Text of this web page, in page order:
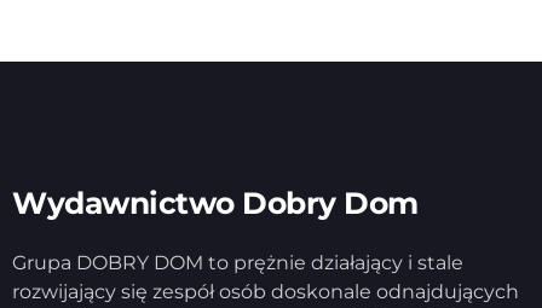
Wydawnictwo Dobry Dom
Grupa DOBRY DOM to prężnie działający i stale
rozwijający się zespół osób doskonale odnajdujących